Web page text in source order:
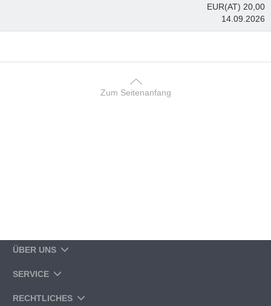
EUR(AT) 20,00
14.09.2026
Zum Seitenanfang
ÜBER UNS
SERVICE
RECHTLICHES